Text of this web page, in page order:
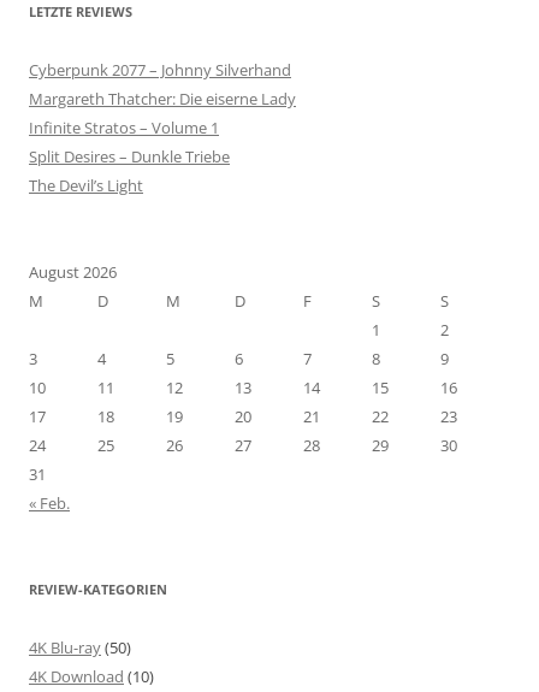
LETZTE REVIEWS
Cyberpunk 2077 – Johnny Silverhand
Margareth Thatcher: Die eiserne Lady
Infinite Stratos – Volume 1
Split Desires – Dunkle Triebe
The Devil’s Light
August 2026
M
D M D F S
S
1
2
3
4 5 6 7 8
9
10
11 12 13 14 15
16
17
18 19 20 21 22
23
24
25 26 27 28 29
30
31
« Feb.
REVIEW-KATEGORIEN
4K Blu-ray(50)
4K Download (10)